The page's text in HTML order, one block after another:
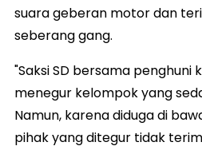
suara geberan motor dan
seberang gang.
"Saksi SD bersama penghuni
menegur kelompok yang
Namun, karena diduga di
pihak yang ditegur tidak